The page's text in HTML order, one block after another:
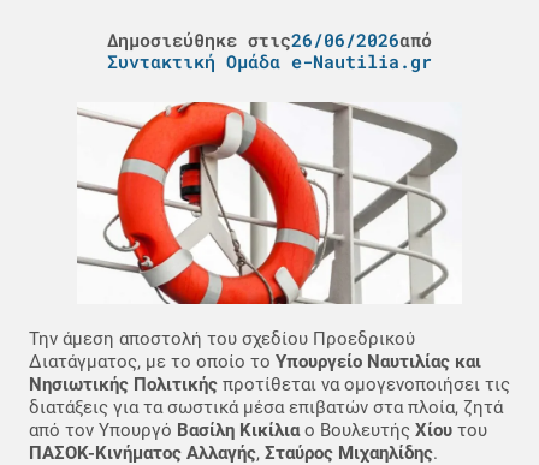
Δημοσιεύθηκε στις26/06/2026από
Συντακτική Ομάδα e-Nautilia.gr
Την άμεση αποστολή του σχεδίου Προεδρικού
Διατάγματος, με το οποίο το Υπουργείο Ναυτιλίας και
Νησιωτικής Πολιτικής προτίθεται να ομογενοποιήσει τις
διατάξεις για τα σωστικά μέσα επιβατών στα πλοία, ζητά
από τον Υπουργό Βασίλη Κικίλιαο Βουλευτής Χίου του
ΠΑΣΟΚ-Κινήματος Αλλαγής, Σταύρος Μιχαηλίδης.